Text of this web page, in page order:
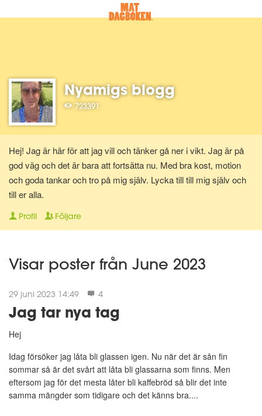
Nyamigs blogg
723391
Hej! Jag är här för att jag vill och tänker gå ner i vikt. Jag är på
god väg och det är bara att fortsätta nu. Med bra kost, motion
och goda tankar och tro på mig själv. Lycka till till mig själv och
till er alla.
Profil Följare
Visar poster från June 2023
29 juni 2023 14:49 4
Jag tar nya tag
Hej
Idag försöker jag låta bli glassen igen. Nu när det är sån fin
sommar så är det svårt att låta bli glassarna som finns. Men
eftersom jag för det mesta låter bli kaffebröd så blir det inte
samma mängder som tidigare och det känns bra....